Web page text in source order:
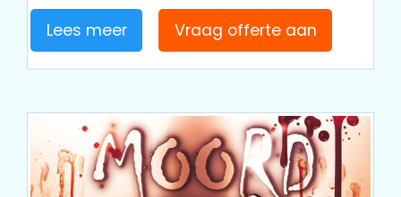
Lees meer Vraag offerte aan